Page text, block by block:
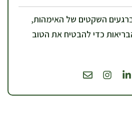
השקטים של האימהות,
כדי להבטיח את הטוב